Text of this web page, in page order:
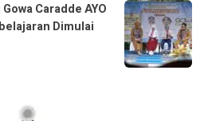
Caradde AYO
Dimulai